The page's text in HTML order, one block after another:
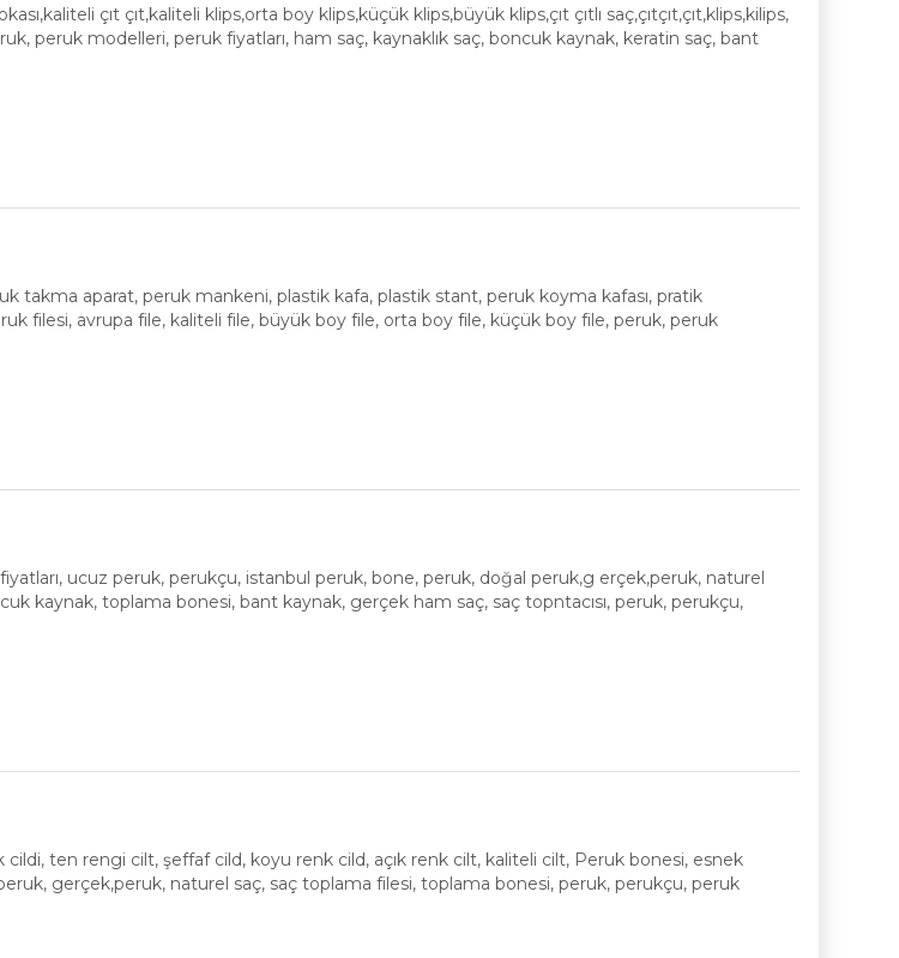
çıt çıt,kaliteli klips,orta boy klips,küçük klips,büyük klips,çıt çıtlı saç,çıtçıt,çıt,klips,kilips,
peruk modelleri, peruk fiyatları, ham saç, kaynaklık saç, boncuk kaynak, keratin saç, bant
takma aparat, peruk mankeni, plastik kafa, plastik stant, peruk koyma kafası, pratik
filesi, avrupa file, kaliteli file, büyük boy file, orta boy file, küçük boy file, peruk, peruk
ucuz peruk, perukçu, istanbul peruk, bone, peruk, doğal peruk,g erçek,peruk, naturel
kaynak, toplama bonesi, bant kaynak, gerçek ham saç, saç topntacısı, peruk, perukçu,
cildi, ten rengi cilt, şeffaf cild, koyu renk cild, açık renk cilt, kaliteli cilt, Peruk bonesi, esnek
gerçek,peruk, naturel saç, saç toplama filesi, toplama bonesi, peruk, perukçu, peruk